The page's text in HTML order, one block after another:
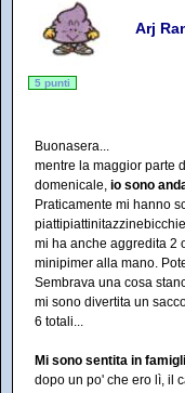
Arj
5 punti
Buonasera...
mentre la maggior parte
domenicale, io sono
Praticamente mi hanno
mi ha anche aggredita 2
minipimer alla mano.
Sembrava una cosa
mi sono divertita un
6 totali...
Mi sono sentita in
dopo un po' che ero lì, il